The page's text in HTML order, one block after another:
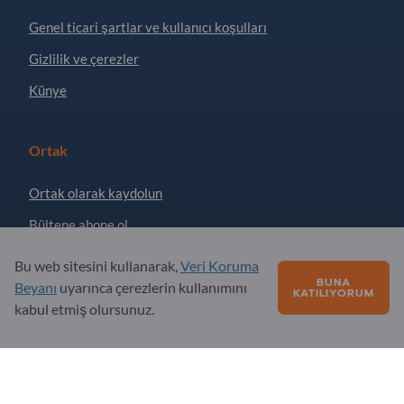
Genel ticari şartlar ve kullanıcı koşulları
Gizlilik ve çerezler
Künye
Ortak
Ortak olarak kaydolun
Bültene abone ol
Sorular?
Bu web sitesini kullanarak,Veri Koruma
Beyanı uyarınca çerezlerin kullanımını
kabul etmiş olursunuz.
BUNA
KATILIYORUM